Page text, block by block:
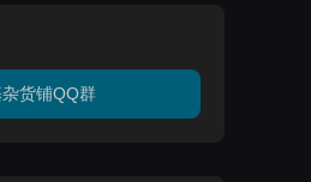
货铺QQ群